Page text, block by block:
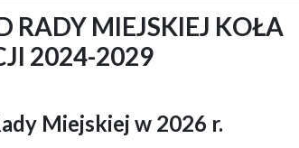
RADY MIEJSKIEJ KOŁA
2024-2029
Miejskiej w 2026 r.